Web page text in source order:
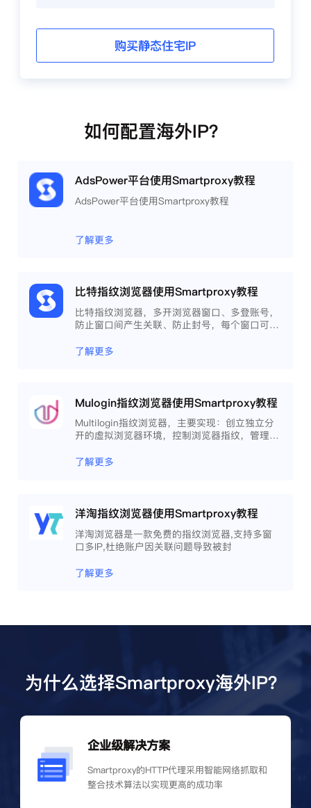
购买静态住宅IP
如何配置海外IP？
AdsPower平台使用Smartproxy教程
AdsPower平台使用Smartproxy教程
了解更多
比特指纹浏览器使用Smartproxy教程
比特指纹浏览器，多开浏览器窗口、多登账号，
防止窗口间产生关联、防止封号，每个窗口可以
相互间完全环境独立、隔离，避免关联封号。
了解更多
Mulogin指纹浏览器使用Smartproxy教程
Multilogin指纹浏览器，主要实现：创立独立分
开的虚拟浏览器环境，控制浏览器指纹，管理多
程，开发网络自动化等。
了解更多
洋淘指纹浏览器使用Smartproxy教程
洋淘浏览器是一款免费的指纹浏览器,支持多窗
口多IP,杜绝账户因关联问题导致被封
了解更多
为什么选择Smartproxy海外IP？
企业级解决方案
Smartproxy的HTTP代理采用智能网络抓取和
整合技术算法以实现更高的成功率